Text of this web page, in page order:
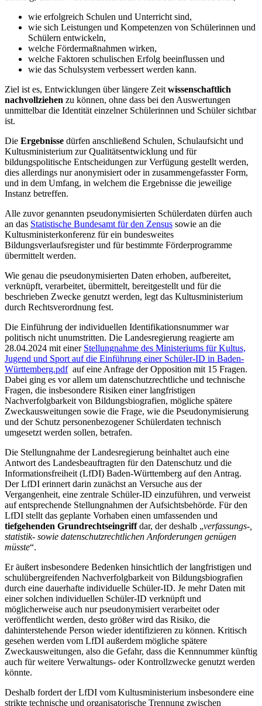
wie erfolgreich Schulen und Unterricht sind,
wie sich Leistungen und Kompetenzen von Schülerinnen und
Schülern entwickeln,
welche Fördermaßnahmen wirken,
welche Faktoren schulischen Erfolg beeinflussen und
wie das Schulsystem verbessert werden kann.
Ziel ist es, Entwicklungen über längere Zeit wissenschaftlich
nachvollziehen zu können, ohne dass bei den Auswertungen
unmittelbar die Identität einzelner Schülerinnen und Schüler sichtbar
ist.
Die Ergebnisse dürfen anschließend Schulen, Schulaufsicht und
Kultusministerium zur Qualitätsentwicklung und für
bildungspolitische Entscheidungen zur Verfügung gestellt werden,
dies allerdings nur anonymisiert oder in zusammengefasster Form,
und in dem Umfang, in welchem die Ergebnisse die jeweilige
Instanz betreffen.
Alle zuvor genannten pseudonymisierten Schülerdaten dürfen auch
an das Statistische Bundesamt für den Zensus sowie an die
Kultusministerkonferenz für ein bundesweites
Bildungsverlaufsregister und für bestimmte Förderprogramme
übermittelt werden.
Wie genau die pseudonymisierten Daten erhoben, aufbereitet,
verknüpft, verarbeitet, übermittelt, bereitgestellt und für die
beschrieben Zwecke genutzt werden, legt das Kultusministerium
durch Rechtsverordnung fest.
Die Einführung der individuellen Identifikationsnummer war
politisch nicht unumstritten. Die Landesregierung reagierte am
28.04.2024 mit einer Stellungnahme des Ministeriums für Kultus,
Jugend und Sport auf die Einführung einer Schüler-ID in Baden-
Württemberg.pdfauf eine Anfrage der Opposition mit 15 Fragen.
Dabei ging es vor allem um datenschutzrechtliche und technische
Fragen, die insbesondere Risiken einer langfristigen
Nachverfolgbarkeit von Bildungsbiografien, mögliche spätere
Zweckausweitungen sowie die Frage, wie die Pseudonymisierung
und der Schutz personenbezogener Schülerdaten technisch
umgesetzt werden sollen, betrafen.
Die Stellungnahme der Landesregierung beinhaltet auch eine
Antwort des Landesbeauftragten für den Datenschutz und die
Informationsfreiheit (LfDI) Baden-Württemberg auf den Antrag.
Der LfDI erinnert darin zunächst an Versuche aus der
Vergangenheit, eine zentrale Schüler-ID einzuführen, und verweist
auf entsprechende Stellungnahmen der Aufsichtsbehörde. Für den
LfDI stellt das geplante Vorhaben einen umfassenden und
tiefgehenden Grundrechtseingriffdar, der deshalb „verfassungs-,
statistik- sowie datenschutzrechtlichen Anforderungen genügen
müsste“.
Er äußert insbesondere Bedenken hinsichtlich der langfristigen und
schulübergreifenden Nachverfolgbarkeit von Bildungsbiografien
durch eine dauerhafte individuelle Schüler-ID. Je mehr Daten mit
einer solchen individuellen Schüler-ID verknüpft und
möglicherweise auch nur pseudonymisiert verarbeitet oder
veröffentlicht werden, desto größer wird das Risiko, die
dahinterstehende Person wieder identifizieren zu können. Kritisch
gesehen werden vom LfDI außerdem mögliche spätere
Zweckausweitungen, also die Gefahr, dass die Kennnummer künftig
auch für weitere Verwaltungs- oder Kontrollzwecke genutzt werden
könnte.
Deshalb fordert der LfDI vom Kultusministerium insbesondere eine
strikte technische und organisatorische Trennung zwischen